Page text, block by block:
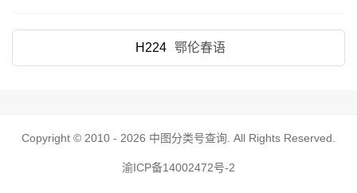
H224 鄂伦春语
Copyright © 2010 - 2026 中图分类号查询 . All Rights Reserved.
渝ICP备14002472号-2